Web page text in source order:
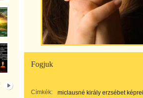
Fogjuk
Címkék:
miclausné király erzsébet